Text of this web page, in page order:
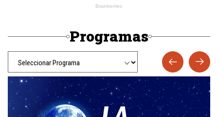
Programas